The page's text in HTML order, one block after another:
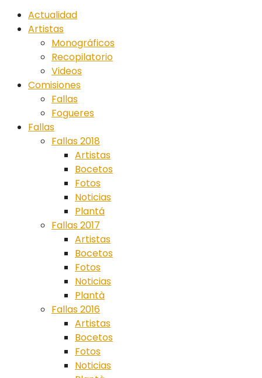
Actualidad
Artistas
Monográficos
Recopilatorio
Videos
Comisiones
Fallas
Fogueres
Fallas
Fallas 2018
Artistas
Bocetos
Fotos
Noticias
Plantá
Fallas 2017
Artistas
Bocetos
Fotos
Noticias
Plantà
Fallas 2016
Artistas
Bocetos
Fotos
Noticias